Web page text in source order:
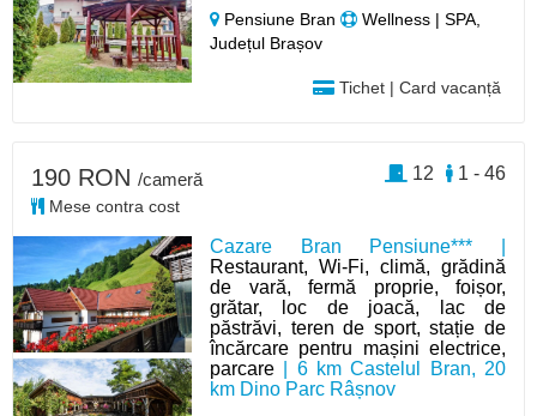
Pensiune Bran
Wellness | SPA,
Județul Brașov
Tichet | Card vacanță
Cazare Bran Pensiune*** |
Restaurant, Wi-Fi, climă, grădină
de vară, fermă proprie, foișor,
grătar, loc de joacă, lac de
păstrăvi, teren de sport, stație de
încărcare pentru mașini electrice,
parcare | 6 km Castelul Bran, 20
km Dino Parc Râșnov
190 RON /cameră
Mese contra cost
1 - 46
12